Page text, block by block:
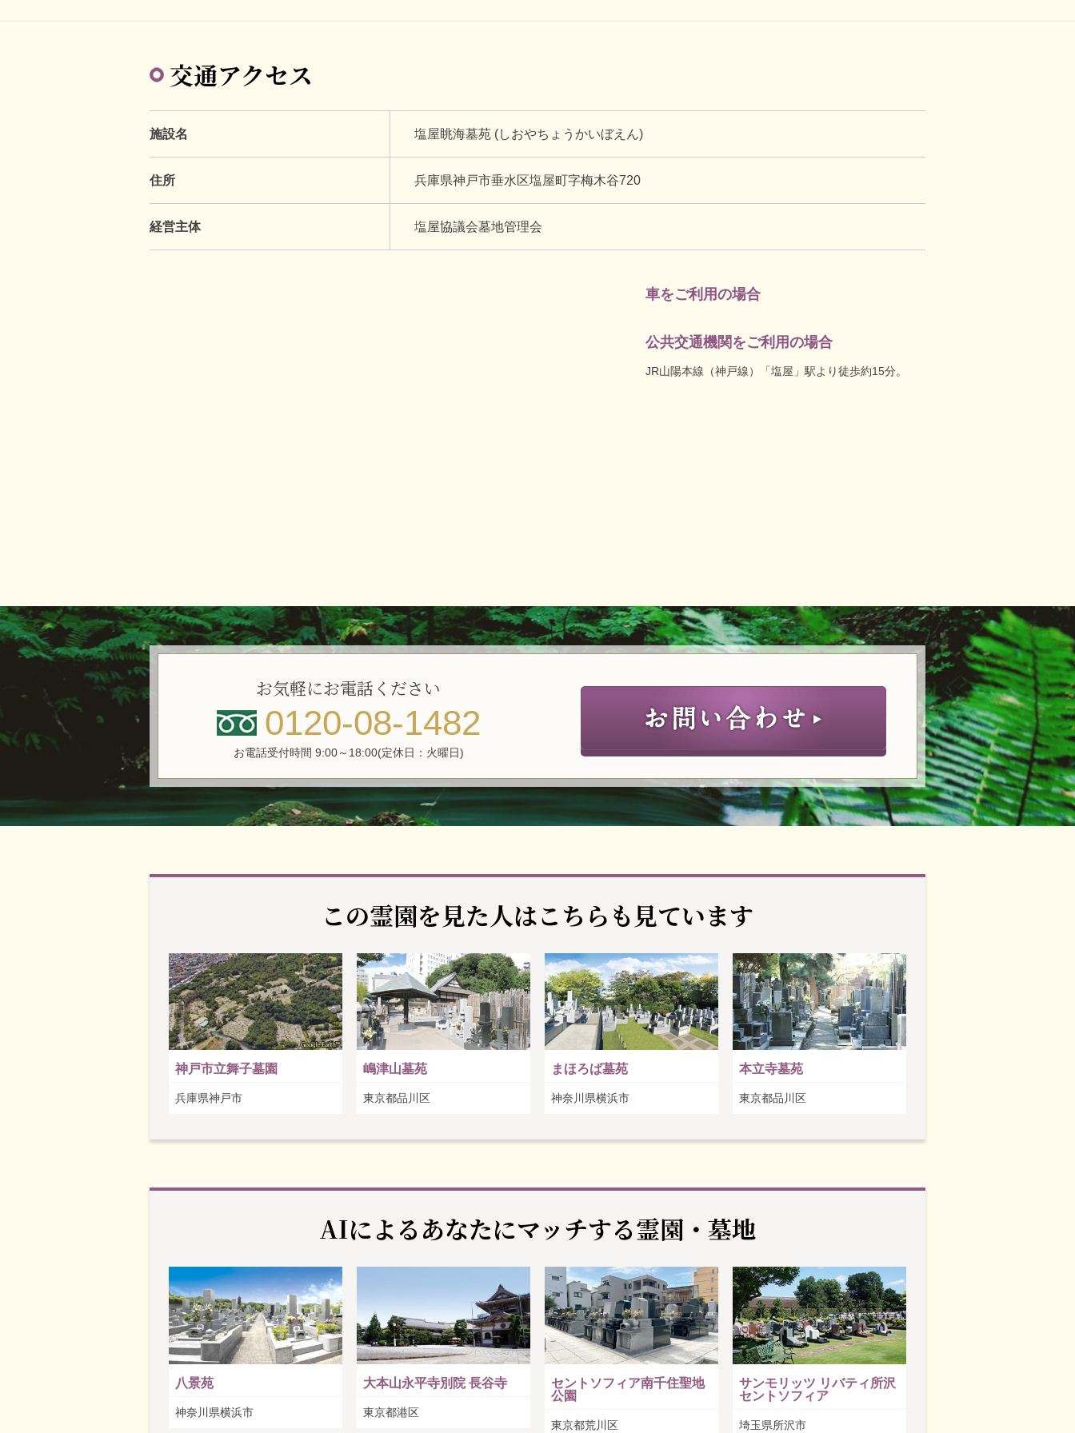
交通アクセス
施設名 塩屋眺海墓苑 (しおやちょうかいぼえん)
住所 兵庫県神戸市垂水区塩屋町字梅木谷720
経営主体 塩屋協議会墓地管理会
車をご利用の場合
公共交通機関をご利用の場合
JR山陽本線（神戸線）「塩屋」駅より徒歩約15分。
お気軽にお電話ください
0120-08-1482
お電話受付時間 9:00～18:00(定休日：火曜日)
この霊園を見た人はこちらも見ています
神戸市立舞子墓園
兵庫県神戸市
嶋津山墓苑
東京都品川区
まほろば墓苑
神奈川県横浜市
本立寺墓苑
東京都品川区
AIによるあなたにマッチする霊園・墓地
八景苑
神奈川県横浜市
大本山永平寺別院 長谷寺
東京都港区
セントソフィア南千住聖地
公園
東京都荒川区
サンモリッツ リバティ所沢
セントソフィア
埼玉県所沢市